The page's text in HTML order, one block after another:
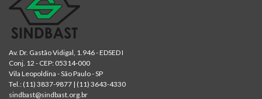
Av. Dr. Gastão Vidigal, 1.946 - EDSED I
Conj. 12 - CEP: 05314-000
Vila Leopoldina - São Paulo - SP
Tel.: (11) 3837-9877 | (11) 3643-4330
sindbast@sindbast.org.br